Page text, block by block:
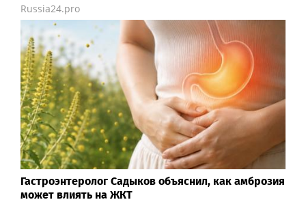
Russia24.pro
Гастроэнтеролог Садыков объяснил, как амброзия
может влиять на ЖКТ